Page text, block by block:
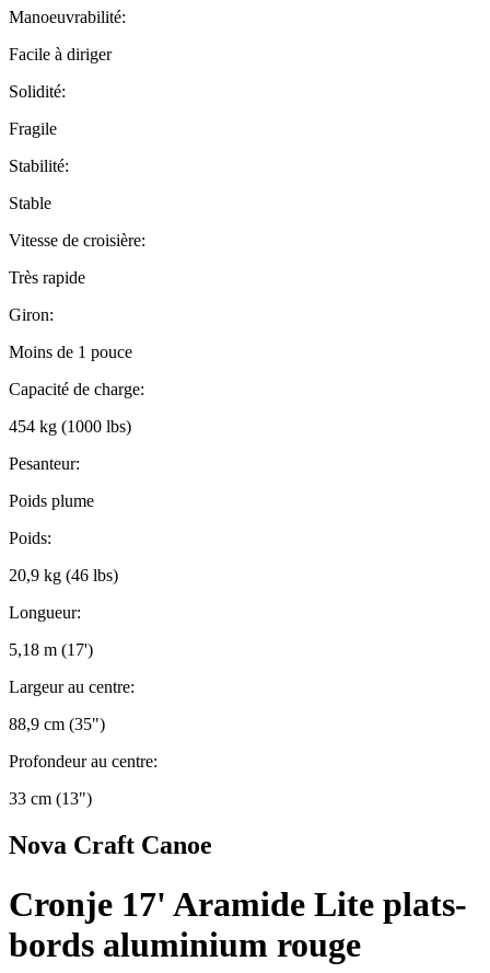
Manoeuvrabilité:
Facile à diriger
Solidité:
Fragile
Stabilité:
Stable
Vitesse de croisière:
Très rapide
Giron:
Moins de 1 pouce
Capacité de charge:
454 kg (1000 lbs)
Pesanteur:
Poids plume
Poids:
20,9 kg (46 lbs)
Longueur:
5,18 m (17')
Largeur au centre:
88,9 cm (35")
Profondeur au centre:
33 cm (13")
Nova Craft Canoe
Cronje 17' Aramide Lite plats-
bords aluminium rouge